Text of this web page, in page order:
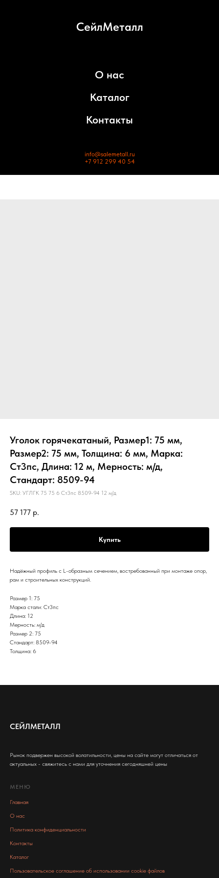
СейлМеталл
О нас
Каталог
Контакты
info@salemetall.ru
+7 912 299 40 54
Уголок горячекатаный, Размер1: 75 мм,
Размер2: 75 мм, Толщина: 6 мм, Марка:
Ст3пс, Длина: 12 м, Мерность: м/д,
Стандарт: 8509-94
SKU: УГЛГК 75 75 6 Ст3пс 8509-94 12 м/д
57 177 р.
Купить
Надёжный профиль с L-образным сечением, востребованный при монтаже опор,
рам и строительных конструкций.
Размер 1: 75
Марка стали: Ст3пс
Длина: 12
Мерность: м/д
Размер 2: 75
Стандарт: 8509-94
Толщина: 6
СЕЙЛМЕТАЛЛ
Рынок подвержен высокой волатильности, цены на сайте могут отличаться от
актуальных - свяжитесь с нами для уточнения сегодняшней цены
МЕНЮ
Главная
О нас
Политика конфиденциальности
Контакты
Каталог
Пользовательское соглашение об использовании cookie файлов